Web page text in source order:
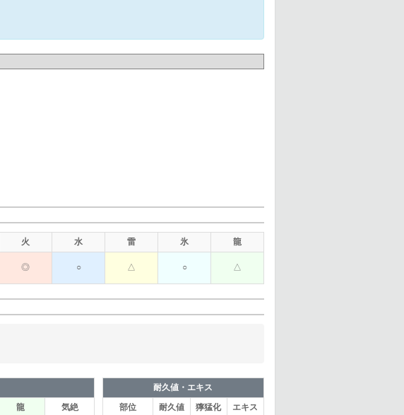
火 水 雷 氷 龍
◎ ○ △ ○ △
龍
気絶
耐久値・エキス
部位
耐久値 獰猛化
エキス